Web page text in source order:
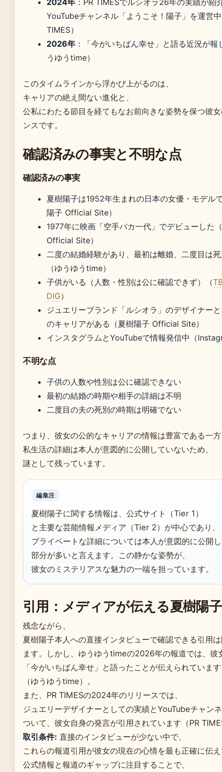
2024年 ：PR TIMESでルシオラ26年の実績が紹
YouTubeチャンネル「ようこそ！陽子」を運営
TIMES）
2026年 ：「今がいちばん幸せ」と語る近況が報
うゆうtime）
このタイムラインから浮かび上がるのは、
キャリアの絶え間ない進化と、
公私にわたる節目を経てもなお前向きな姿勢を保つ彼
ンスです。
確認済みの事実と不明な点
確認済みの事実
夏樹陽子は1952年生まれの日本の女優・モデル
陽子 Official Site）
1977年に映画「空手バカ一代」でデビューした
Official Site）
二度の結婚経験があり、最初は離婚、二度目は
（ゆうゆうtime）
子供がいる（人数・性別は公に確認できず）（
DIG）
ジュエリーブランド「ルシオラ」のデザイナー
のキャリアがある（夏樹陽子 Official Site）
インスタグラムとYouTubeで情報発信中（
不明な点
子供の人数や性別は公に確認できない
最初の結婚の時期や相手の詳細は不明
二度目の夫の死別の時期は明確でない
つまり、彼女の公的なキャリアの情報は豊富である一
私生活の詳細は本人が意図的に公開していないため、
謎として残っています。
編集注
夏樹陽子に関する情報は、公式サイト（Tier 1）
と主要な芸能情報メディア（Tier 2）が中心であり、
プライベートな詳細については本人が意図的に公開
部分が多いと言えます。この静かな姿勢が、
彼女のミステリアスな魅力の一端を担っています。
引用：メディアが伝える夏樹陽
残念ながら、
夏樹陽子本人への直接インタビューで確認できる引用
ます。しかし、ゆうゆうtimeの2026年の報道では、彼
「今がいちばん幸せ」と語ったことが伝えられています
（ゆうゆうtime）。
また、PR TIMESの2024年のリリースでは、
ジュエリーデザイナーとしての実績とYouTubeチャン
ついて、彼女自身の発言が引用されています（PR
取引条件: 直接のインタビューが少ない中で、
これらの報道引用が彼女の現在の心情を最も正確に伝
公式情報と報道のギャップに注目することで、